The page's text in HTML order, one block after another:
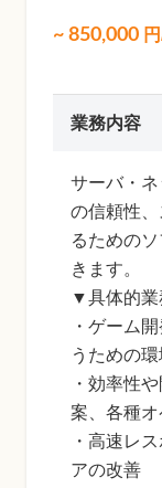
~ 850,000
業務内容
サーバ・
の信頼性
るための
きます。
▼具体的業
・ゲーム
うための
・効率性
案、各種
・高速レ
アの改善